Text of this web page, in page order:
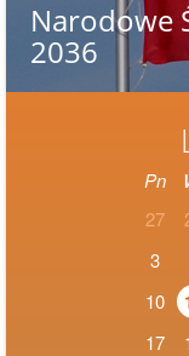
Pn
27
3
10
17
Narodowe
2036